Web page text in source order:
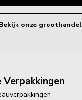
Bekijk onze groothandel
Verpakkingen